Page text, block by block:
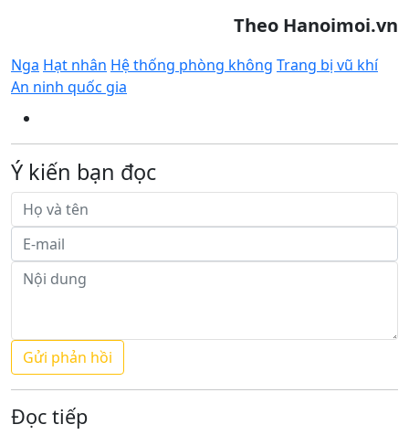
Theo Hanoimoi.vn
Nga Hạt nhân Hệ thống phòng không Trang bị vũ khí
An ninh quốc gia
Ý kiến bạn đọc
Đọc tiếp